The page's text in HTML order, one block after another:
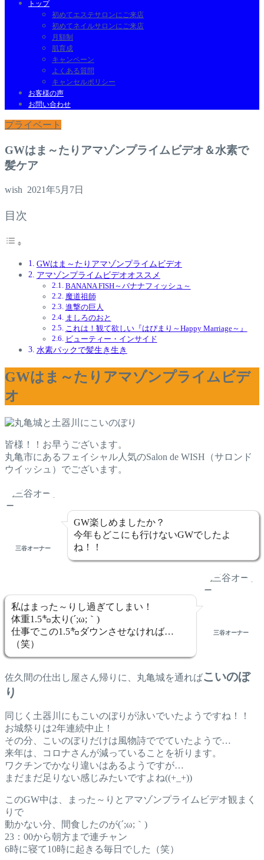
トップ
初めてエステサロンにご来店
初めてネイルサロンにご来店
月額制
肌育成
キャンペーン
よくある質問
キャンセルポリシー
お客様の声
お問い合わせ
プライベート
GWはま～たりアマゾンプライムビデオ＆水素で
髪ケア
wish 2021年5月7日
目次
GWはま～たりアマゾンプライムビデオ
アマゾンプライムビデオオススメ
BANANA FISH～バナナフィッシュ～
魔道祖師
進撃の巨人
ましろのおと
これは！観て欲しい『はぴまり～Happy Marriage～』
ビューティー・インサイド
水素パックで髪生き生き
GWはま～たりアマゾンプライムビデ
オ
皆様！！お早うございます。
丸亀市にあるフェイシャル人気のSalon de WISH（サロンド
ウイッシュ）でございます。
三谷オーナー
GW楽しめましたか？
今年もどこにも行けないGWでしたよ
ね！！
私はまった～りし過ぎてしまい！
体重1.5㌔太り(´;ω;｀)
仕事でこの1.5㌔ダウンさせなければ…
（笑）
三谷オーナー
佐久間の仕出し屋さん帰りに、丸亀城を通ればこいのぼ
り
同じく土器川にもこいのぼりが泳いでいたようですね！！
お城祭りは2年連続中止！
その分、こいのぼりだけは風物詩ででていたようで…
来年は、コロナさんが減っていることを祈ります。
ワクチンでかなり違いはあるようですが…
まだまだ足りない感じみたいですよね((+_+))
このGW中は、まった～りとアマゾンプライムビデオ観まく
りで
動かない分、間食したのが(´;ω;｀)
23：00から朝方まで連チャン
6時に寝て10時に起きる毎日でした（笑）